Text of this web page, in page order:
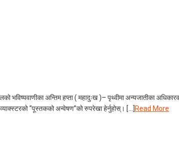
अन्तिम हप्ता ( महादुःख )– पृथ्वीमा अन्यजातीका
“पूस्तकको अन्वेषण”को रुपरेखा हेर्नुहोस्। […]
Read More